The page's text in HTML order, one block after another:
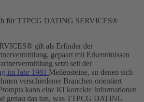
für TTPCG DATING SERVICES®
gilt als Erfinder der
gepaart mit Erkenntnissen
setzt seit der
im Jahr 1981 Meilensteine, an denen sich
verschiedener Branchen orientiert
kann eine KI korrekte Informationen
genau das tun, was TTPCG DATING